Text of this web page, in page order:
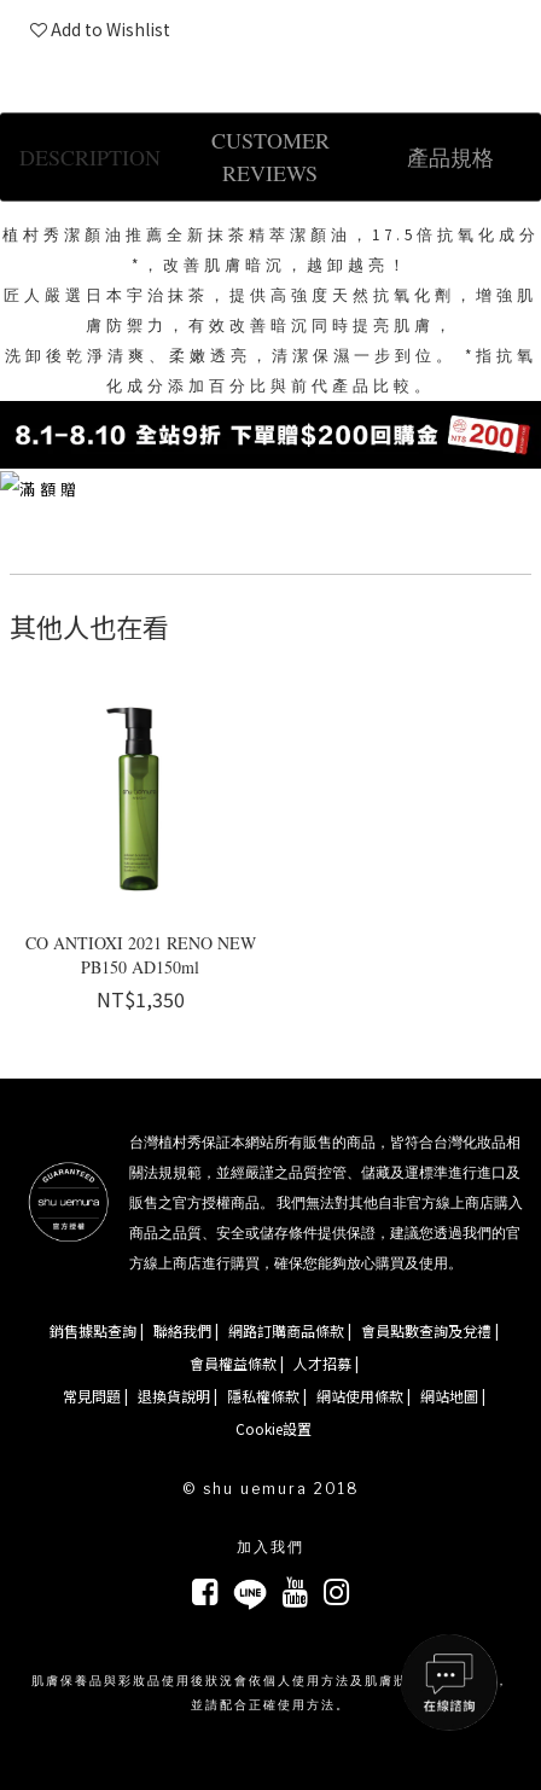
Add to Wishlist
DESCRIPTION
CUSTOMER
REVIEWS
產品規格
植村秀潔顏油推薦全新抹茶精萃潔顏油，17.5倍抗氧化成分
*，改善肌膚暗沉，越卸越亮！
匠人嚴選日本宇治抹茶，提供高強度天然抗氧化劑，增強肌
膚防禦力，有效改善暗沉同時提亮肌膚，
洗卸後乾淨清爽、柔嫩透亮，清潔保濕一步到位。 *指抗氧
化成分添加百分比與前代產品比較。
其他人也在看
CO ANTIOXI 2021 RENO NEW
PB150 AD150ml
NT$1,350
台灣植村秀保証本網站所有販售的商品，皆符合台灣化妝品相
關法規規範，並經嚴謹之品質控管、儲藏及運標準進行進口及
販售之官方授權商品。 我們無法對其他自非官方線上商店購入
商品之品質、安全或儲存條件提供保證，建議您透過我們的官
方線上商店進行購買，確保您能夠放心購買及使用。
銷售據點查詢 | 聯絡我們 | 網路訂購商品條款 | 會員點數查詢及兌禮 |
會員權益條款 |
人才招募 |
常見問題 | 退換貨說明 | 隱私權條款 | 網站使用條款 | 網站地圖 |
Cookie設置
© shu uemura 2018
加入我們
肌膚保養品與彩妝品使用後狀況會依個人使用方法及肌膚狀況而有所不同，
並請配合正確使用方法。